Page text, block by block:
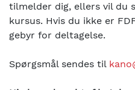
tilmelder dig, ellers vil du
kursus. Hvis du ikke er
gebyr for deltagelse.
Spørgsmål sendes til